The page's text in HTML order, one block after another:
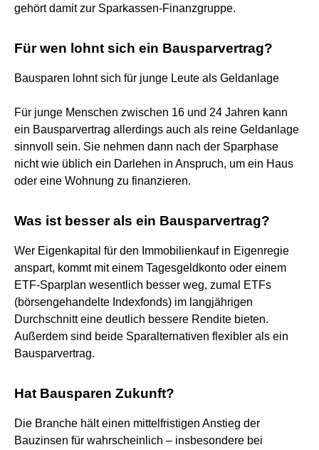
gehört damit zur Sparkassen-Finanzgruppe.
Für wen lohnt sich ein Bausparvertrag?
Bausparen lohnt sich für junge Leute als Geldanlage
Für junge Menschen zwischen 16 und 24 Jahren kann
ein Bausparvertrag allerdings auch als reine Geldanlage
sinnvoll sein. Sie nehmen dann nach der Sparphase
nicht wie üblich ein Darlehen in Anspruch, um ein Haus
oder eine Wohnung zu finanzieren.
Was ist besser als ein Bausparvertrag?
Wer Eigenkapital für den Immobilienkauf in Eigenregie
anspart, kommt mit einem Tagesgeldkonto oder einem
ETF-Sparplan wesentlich besser weg, zumal ETFs
(börsengehandelte Indexfonds) im langjährigen
Durchschnitt eine deutlich bessere Rendite bieten.
Außerdem sind beide Sparalternativen flexibler als ein
Bausparvertrag.
Hat Bausparen Zukunft?
Die Branche hält einen mittelfristigen Anstieg der
Bauzinsen für wahrscheinlich – insbesondere bei